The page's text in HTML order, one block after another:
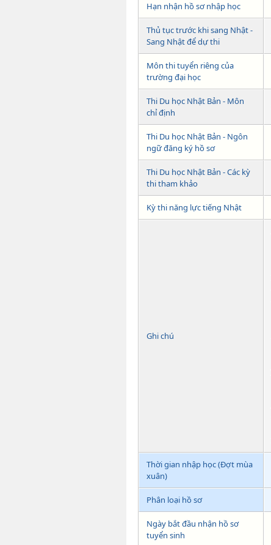
Hạn nhận hồ sơ nhập học
Thủ tục trước khi sang Nhật -
Sang Nhật để dự thi
Môn thi tuyển riêng của
trường đại học
Thi Du học Nhật Bản - Môn
chỉ định
Thi Du học Nhật Bản - Ngôn
ngữ đăng ký hồ sơ
Thi Du học Nhật Bản - Các kỳ
thi tham khảo
Kỳ thi năng lực tiếng Nhật
Ghi chú
Thời gian nhập học (Đợt mùa
xuân)
Phân loại hồ sơ
Ngày bắt đầu nhận hồ sơ
tuyển sinh